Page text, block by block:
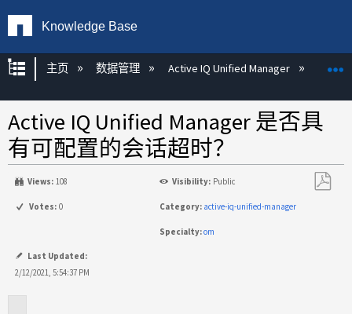
Knowledge Base
扩展/隐缩全局层次
主页 数据管理 Active IQ Unified Manager
Active IQ Unified Manager 是否具
有可配置的会话超时？
Views: 108 Visibility: Public
Votes: 0 Category: active-iq-unified-manager
Specialty:om
Last Updated:
2/12/2021, 5:54:37 PM